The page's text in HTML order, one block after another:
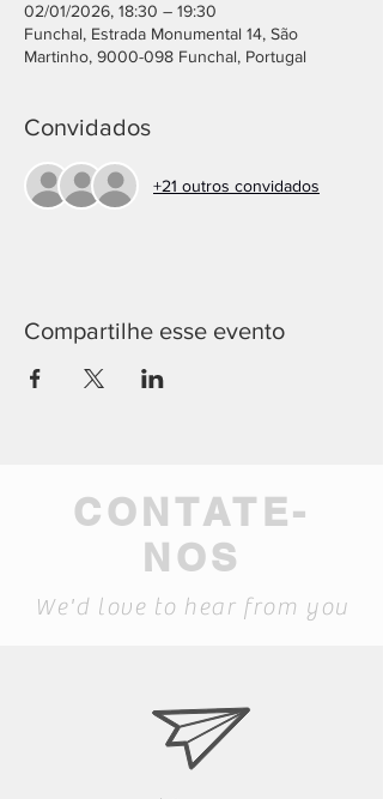
02/01/2026, 18:30 – 19:30
Funchal, Estrada Monumental 14, São
Martinho, 9000-098 Funchal, Portugal
Convidados
+21 outros convidados
Compartilhe esse evento
CONTATE-
NOS
We'd love to hear from you